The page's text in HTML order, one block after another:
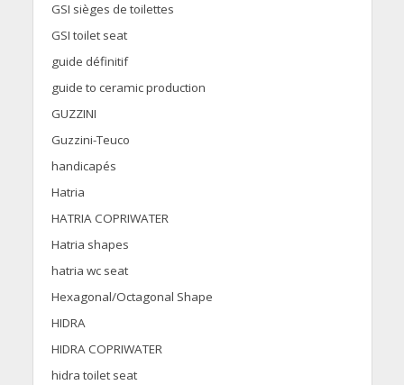
GSI sièges de toilettes
GSI toilet seat
guide définitif
guide to ceramic production
GUZZINI
Guzzini-Teuco
handicapés
Hatria
HATRIA COPRIWATER
Hatria shapes
hatria wc seat
Hexagonal/Octagonal Shape
HIDRA
HIDRA COPRIWATER
hidra toilet seat